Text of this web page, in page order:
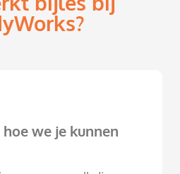
we je kunnen